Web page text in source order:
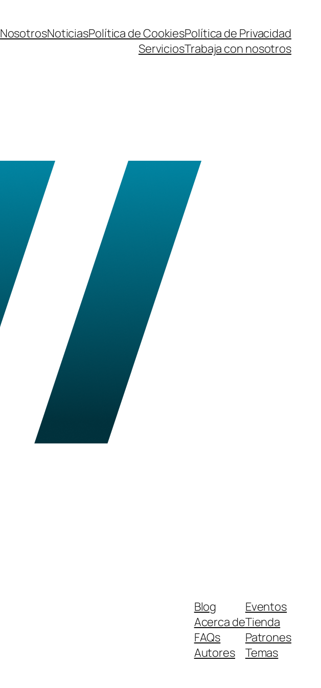
NosotrosNoticiasPolítica de CookiesPolítica de Privacidad
ServiciosTrabaja con nosotros
Blog
Acerca de
FAQs
Autores
Eventos
Tienda
Patrones
Temas